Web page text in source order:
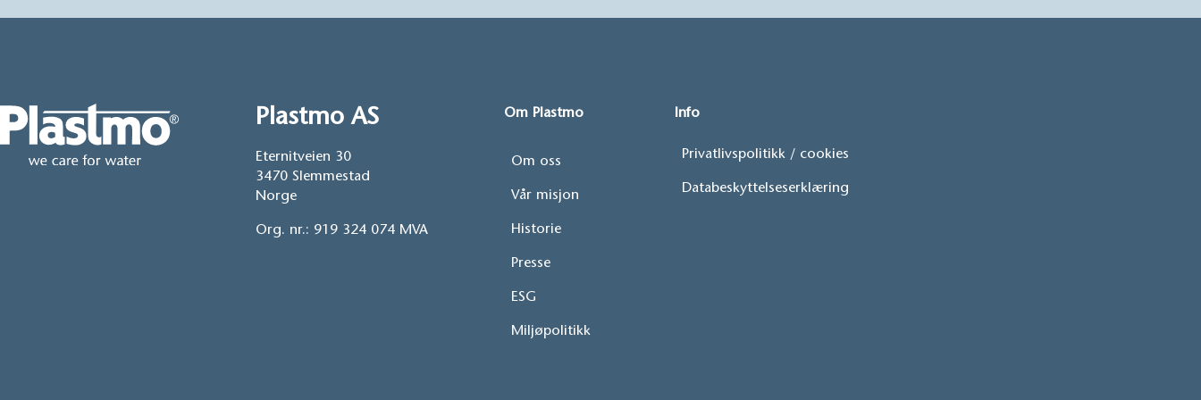
Plastmo AS
Eternitveien 30
3470 Slemmestad
Norge
Org. nr.: 919 324 074 MVA
Om Plastmo
Om oss
Vår misjon
Historie
Presse
ESG
Miljøpolitikk
Info
Privatlivspolitikk / cookies
Databeskyttelseserklæring